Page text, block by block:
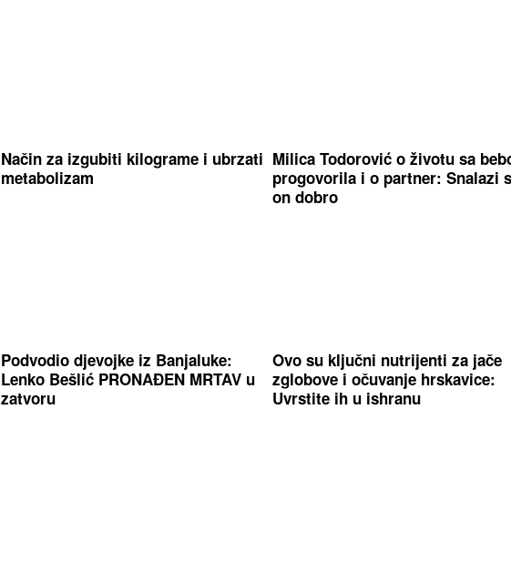
Način za izgubiti kilograme i ubrzati
metabolizam
Milica Todorović o životu sa
progovorila i o partner: Snalazi
on dobro
Podvodio djevojke iz Banjaluke:
Lenko Bešlić PRONAĐEN MRTAV u
zatvoru
Ovo su ključni nutrijenti za jače
zglobove i očuvanje hrskavice:
Uvrstite ih u ishranu